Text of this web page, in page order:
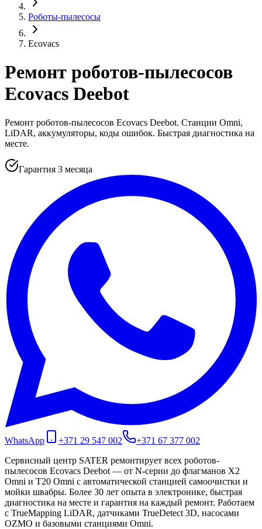
Роботы-пылесосы
Ecovacs
Ремонт роботов-пылесосов
Ecovacs Deebot
Ремонт роботов-пылесосов Ecovacs Deebot. Станции Omni,
LiDAR, аккумуляторы, коды ошибок. Быстрая диагностика на
месте.
Гарантия 3 месяца
WhatsApp +371 29 547 002
+371 67 377 002
Сервисный центр SATER ремонтирует всех роботов-
пылесосов Ecovacs Deebot — от N-серии до флагманов X2
Omni и T20 Omni с автоматической станцией самоочистки и
мойки швабры. Более 30 лет опыта в электронике, быстрая
диагностика на месте и гарантия на каждый ремонт. Работаем
с TrueMapping LiDAR, датчиками TrueDetect 3D, насосами
OZMO и базовыми станциями Omni.